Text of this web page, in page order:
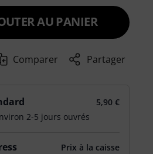
AU PANIER
Comparer Partager
5,90 €
2-5 jours ouvrés
Prix à la caisse